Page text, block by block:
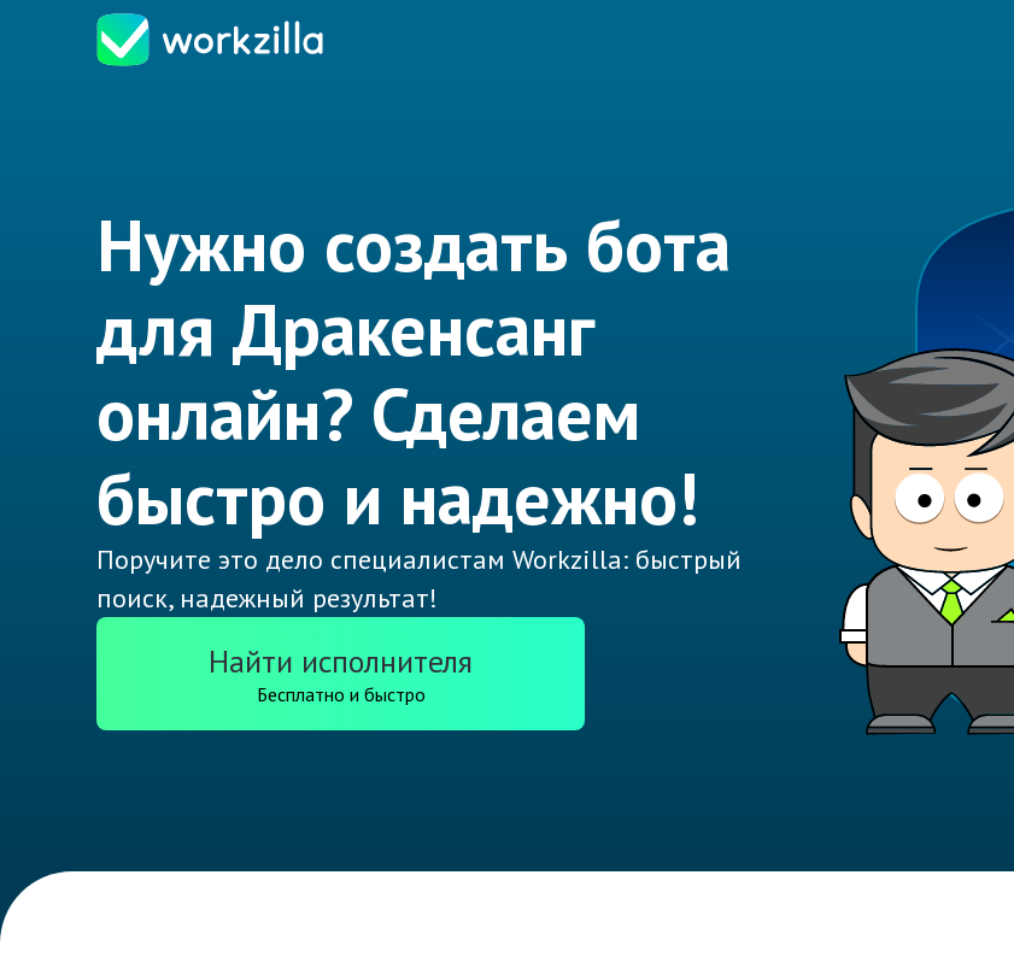
Нужно создать бота
для Дракенсанг
онлайн? Сделаем
быстро и надежно!
Поручите это дело специалистам Workzilla: быстрый
поиск, надежный результат!
Найти исполнителя
Бесплатно и быстро